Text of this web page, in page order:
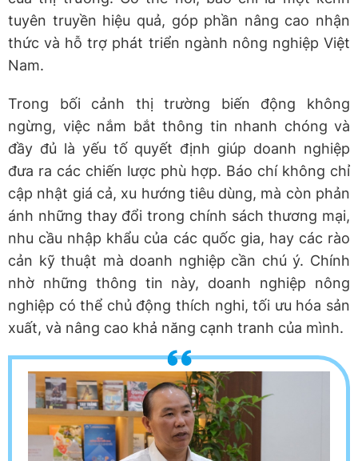
tuyên truyền hiệu quả, góp phần nâng cao nhận
thức và hỗ trợ phát triển ngành nông nghiệp Việt
Nam.
Trong bối cảnh thị trường biến động không
ngừng, việc nắm bắt thông tin nhanh chóng và
đầy đủ là yếu tố quyết định giúp doanh nghiệp
đưa ra các chiến lược phù hợp. Báo chí không chỉ
cập nhật giá cả, xu hướng tiêu dùng, mà còn phản
ánh những thay đổi trong chính sách thương mại,
nhu cầu nhập khẩu của các quốc gia, hay các rào
cản kỹ thuật mà doanh nghiệp cần chú ý. Chính
nhờ những thông tin này, doanh nghiệp nông
nghiệp có thể chủ động thích nghi, tối ưu hóa sản
xuất, và nâng cao khả năng cạnh tranh của mình.